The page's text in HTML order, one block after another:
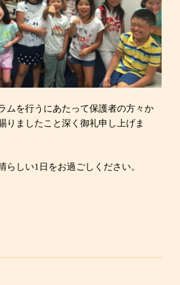
ムを行うにあたって保護者の方々か
りましたこと深く御礼申し上げま
らしい1日をお過ごしください。